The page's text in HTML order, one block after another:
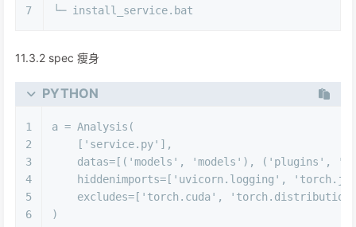
7
└─ install_service.bat
11.3.2 spec 瘦身
PYTHON
1
2
3
4
5
6
a = Analysis(
    [
'service.py' ],
    datas=[(
'models' , 'models' ), ( 'plugins' ,
    hiddenimports=[
'uvicorn.logging' ,
    excludes=[
'torch.cuda' ,
)